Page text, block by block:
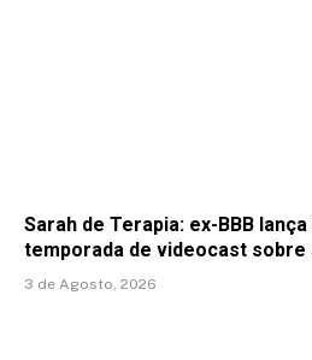
Sarah de Terapia: ex-BBB
temporada de videocast sobre
3 de Agosto, 2026